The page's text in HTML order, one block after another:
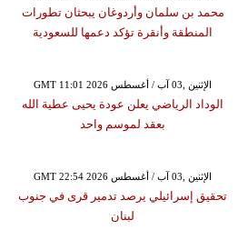
محمد بن سلمان وأردوغان يبحثان تطورات
المنطقة وأنقرة تؤكد دعمها للسعودية
GMT 11:01 2026 الإثنين ,03 آب / أغسطس
الوداد الرياضي يعلن عودة يحيى عطية الله
بعقد لموسم واحد
GMT 22:54 2026 الإثنين ,03 آب / أغسطس
تحقيق إسرائيلي يرصد تدمير قرى في جنوب
لبنان